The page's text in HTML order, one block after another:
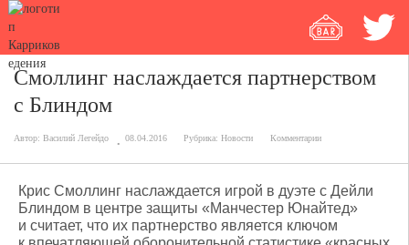
Смоллинг наслаждается партнерством
с Блиндом
Автор: Василий Легейдо 08.04.2016 Рубрика: Новости Комментарии
Крис Смоллинг наслаждается игрой в дуэте с Дейли
Блиндом в центре защиты «Манчестер Юнайтед»
и считает, что их партнерство является ключом